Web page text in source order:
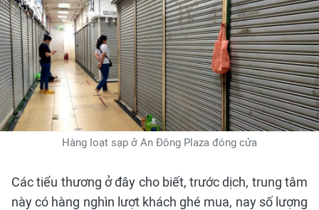
Hàng loạt sạp ở An Đông Plaza đóng cửa
Các tiểu thương ở đây cho biết, trước dịch, trung tâm
này có hàng nghìn lượt khách ghé mua, nay số lượng